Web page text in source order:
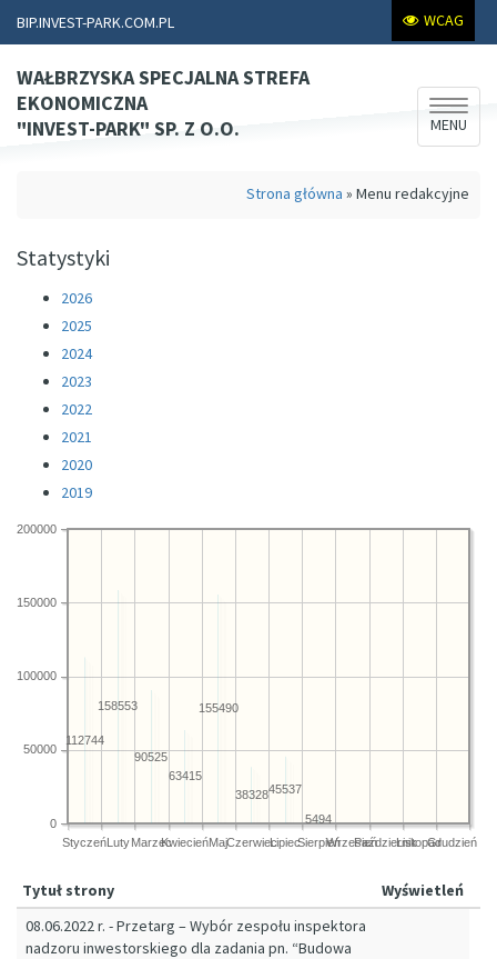
BIP.INVEST-PARK.COM.PL WCAG
WAŁBRZYSKA SPECJALNA STREFA
EKONOMICZNA
"INVEST-PARK" SP. Z O.O.
Rozwiń
MENU
Strona główna » Menu redakcyjne
Statystyki
2026
2025
2024
2023
2022
2021
2020
2019
StyczeńLutyMarzecKwiecieńMajCzerwiecLipiecSierpieńWrzesieńPaździernikListopadGrudzień
0
50000
100000
150000
200000
5494
45537
38328
155490
63415
90525
158553
112744
Tytuł strony Wyświetleń
08.06.2022 r. - Przetarg – Wybór zespołu inspektora
nadzoru inwestorskiego dla zadania pn. “Budowa